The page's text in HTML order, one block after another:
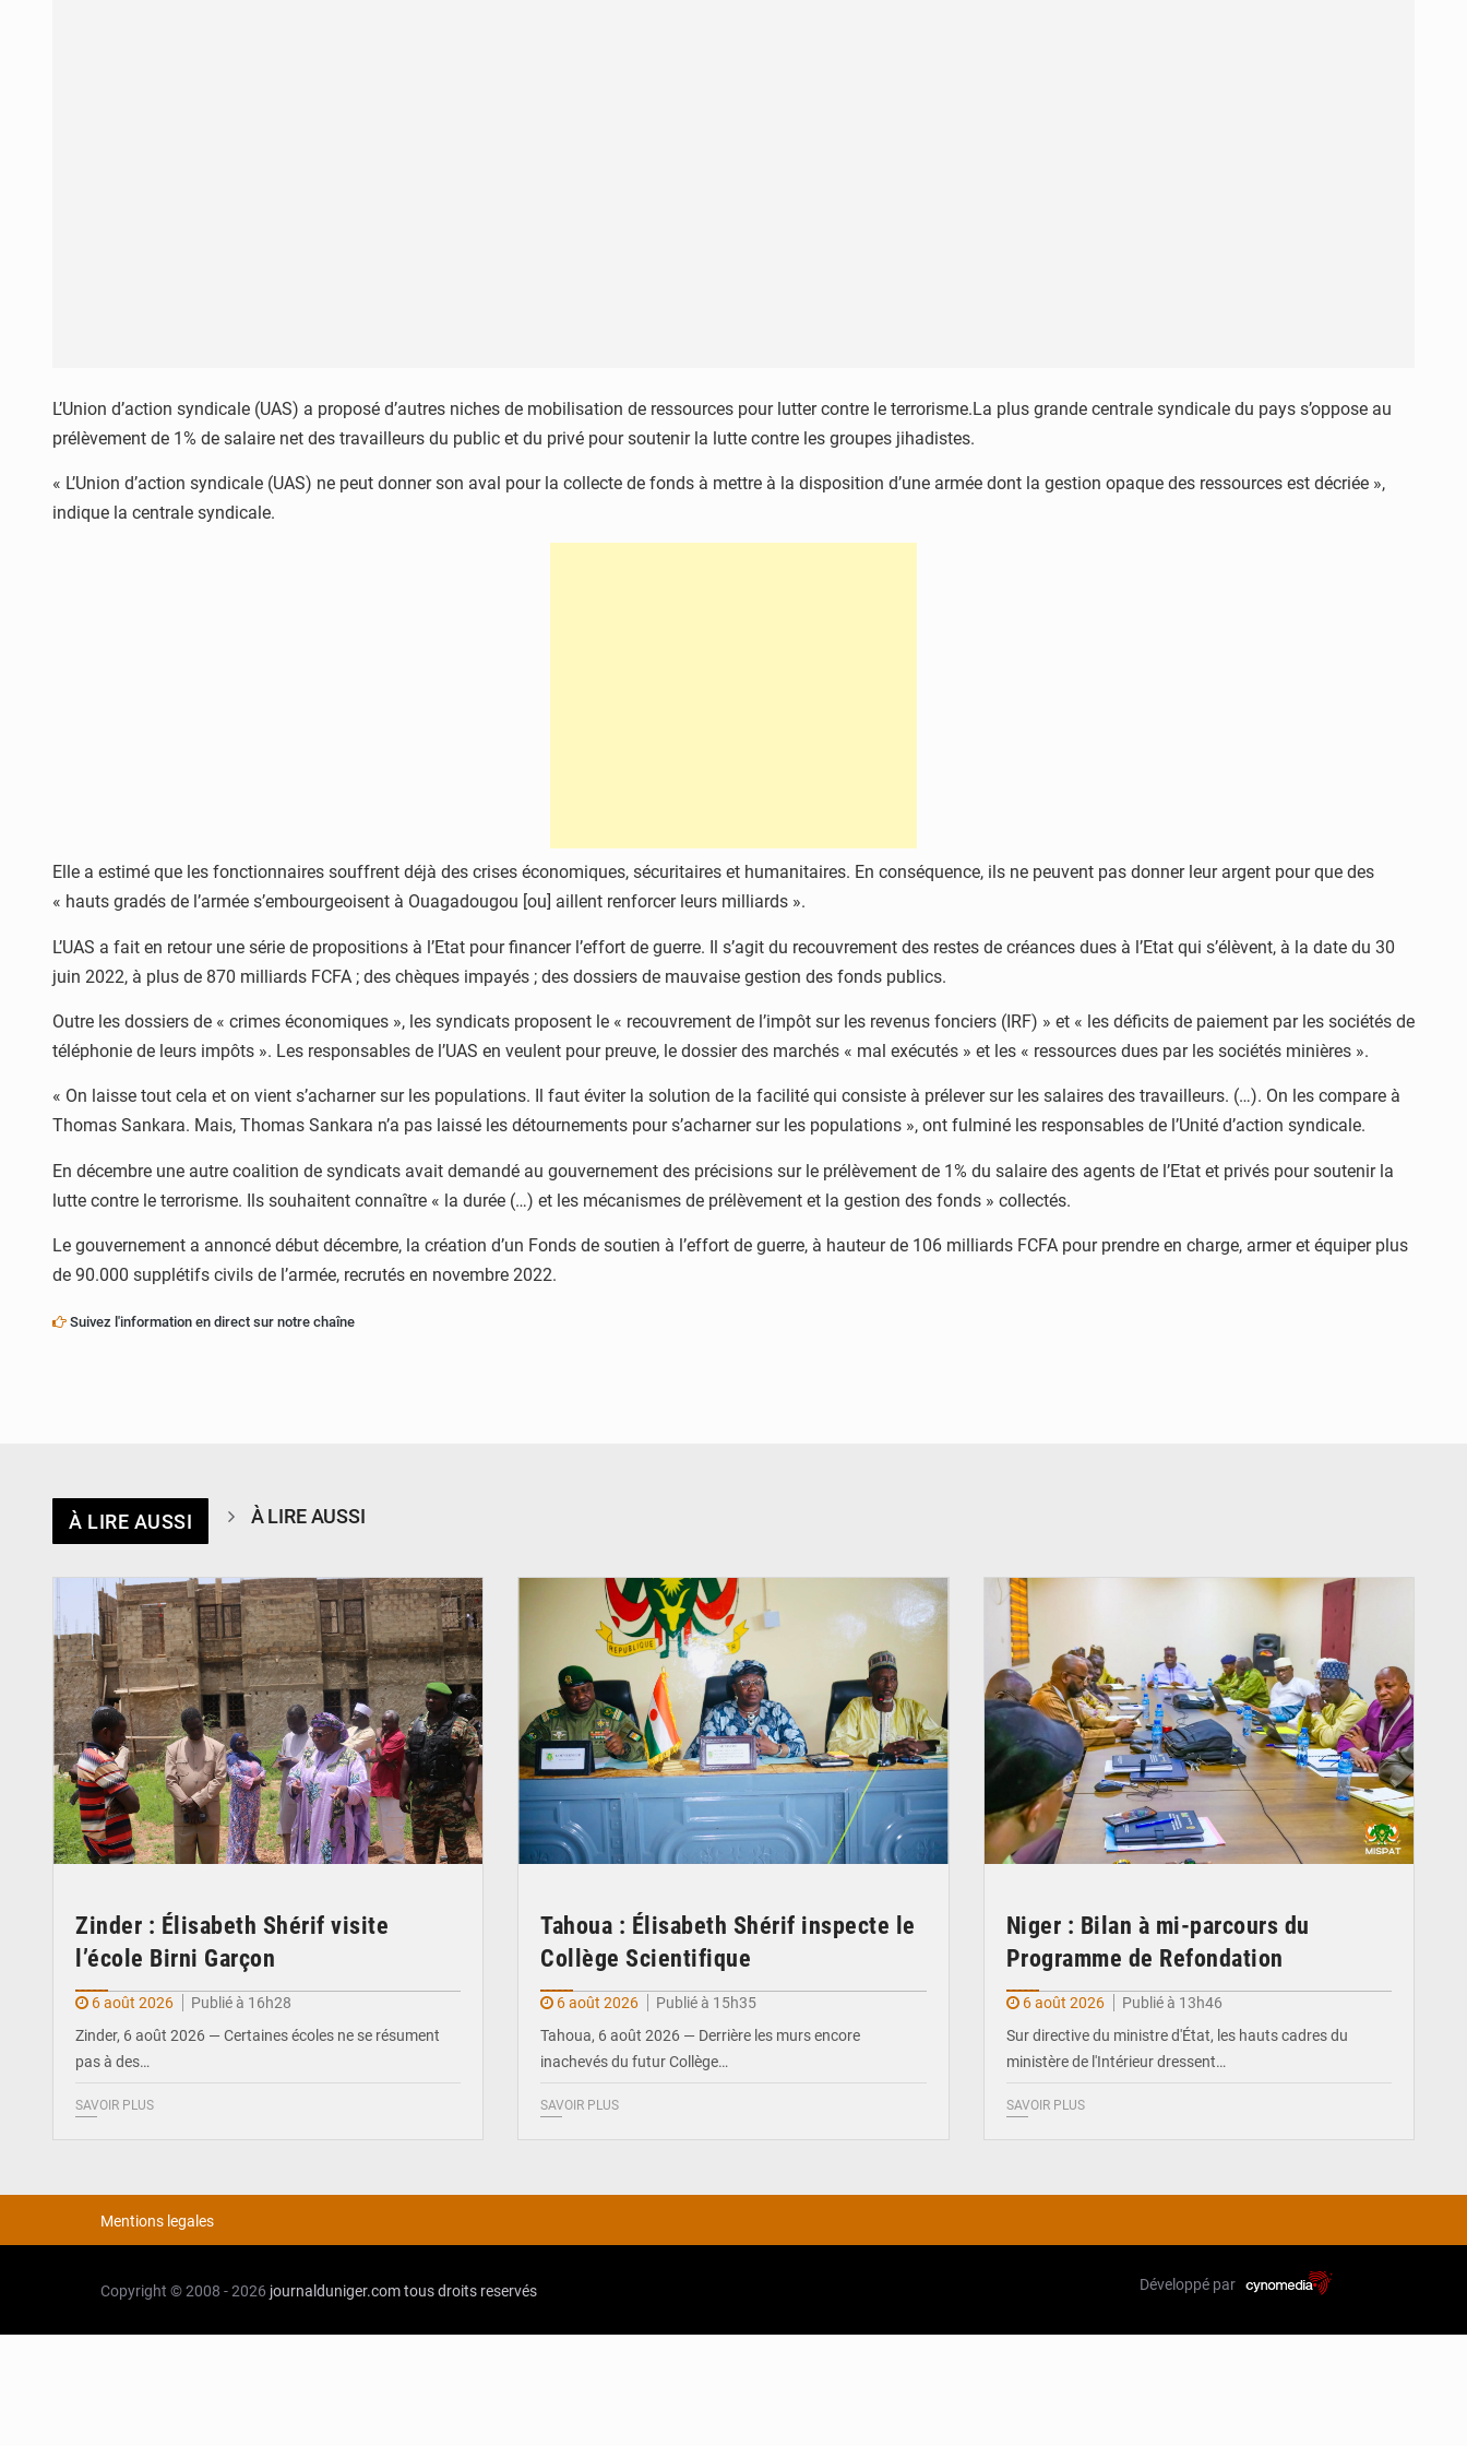
L’Union d’action syndicale (UAS) a proposé d’autres niches de mobilisation de ressources pour lutter contre le terrorisme.La plus grande centrale syndicale du pays s’oppose au
prélèvement de 1% de salaire net des travailleurs du public et du privé pour soutenir la lutte contre les groupes jihadistes.
« L’Union d’action syndicale (UAS) ne peut donner son aval pour la collecte de fonds à mettre à la disposition d’une armée dont la gestion opaque des ressources est décriée »,
indique la centrale syndicale.
Elle a estimé que les fonctionnaires souffrent déjà des crises économiques, sécuritaires et humanitaires. En conséquence, ils ne peuvent pas donner leur argent pour que des
« hauts gradés de l’armée s’embourgeoisent à Ouagadougou [ou] aillent renforcer leurs milliards ».
L’UAS a fait en retour une série de propositions à l’Etat pour financer l’effort de guerre. Il s’agit du recouvrement des restes de créances dues à l’Etat qui s’élèvent, à la date du 30
juin 2022, à plus de 870 milliards FCFA ; des chèques impayés ; des dossiers de mauvaise gestion des fonds publics.
Outre les dossiers de « crimes économiques », les syndicats proposent le « recouvrement de l’impôt sur les revenus fonciers (IRF) » et « les déficits de paiement par les sociétés de
téléphonie de leurs impôts ». Les responsables de l’UAS en veulent pour preuve, le dossier des marchés « mal exécutés » et les « ressources dues par les sociétés minières ».
« On laisse tout cela et on vient s’acharner sur les populations. Il faut éviter la solution de la facilité qui consiste à prélever sur les salaires des travailleurs. (…). On les compare à
Thomas Sankara. Mais, Thomas Sankara n’a pas laissé les détournements pour s’acharner sur les populations », ont fulminé les responsables de l’Unité d’action syndicale.
En décembre une autre coalition de syndicats avait demandé au gouvernement des précisions sur le prélèvement de 1% du salaire des agents de l’Etat et privés pour soutenir la
lutte contre le terrorisme. Ils souhaitent connaître « la durée (…) et les mécanismes de prélèvement et la gestion des fonds » collectés.
Le gouvernement a annoncé début décembre, la création d’un Fonds de soutien à l’effort de guerre, à hauteur de 106 milliards FCFA pour prendre en charge, armer et équiper plus
de 90.000 supplétifs civils de l’armée, recrutés en novembre 2022.
Suivez l'information en direct sur notre chaîne
À LIRE AUSSI À LIRE AUSSI
Zinder : Élisabeth Shérif visite
l’école Birni Garçon
6 août 2026
Publié à 16h28
Zinder, 6 août 2026 — Certaines écoles ne se résument
pas à des…
SAVOIR PLUS
Tahoua : Élisabeth Shérif inspecte le
Collège Scientifique
6 août 2026
Publié à 15h35
Tahoua, 6 août 2026 — Derrière les murs encore
inachevés du futur Collège…
SAVOIR PLUS
Niger : Bilan à mi-parcours du
Programme de Refondation
6 août 2026
Publié à 13h46
Sur directive du ministre d'État, les hauts cadres du
ministère de l'Intérieur dressent…
SAVOIR PLUS
Mentions legales
Copyright © 2008 - 2026 journalduniger.comtous droits reservés Développé par